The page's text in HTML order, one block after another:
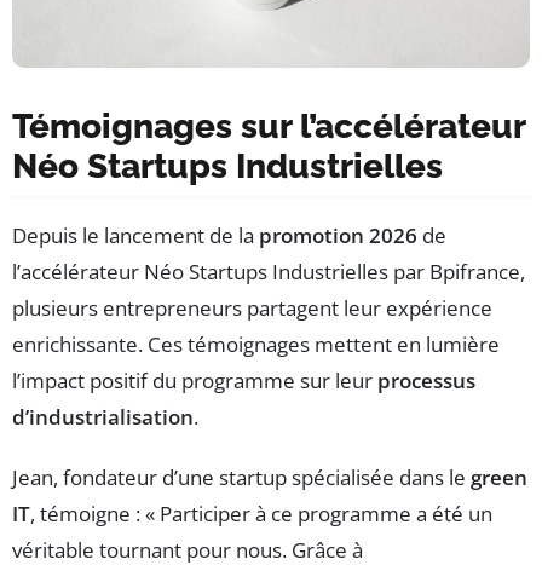
Témoignages sur l’accélérateur
Néo Startups Industrielles
Depuis le lancement de la promotion 2026 de
l’accélérateur Néo Startups Industrielles par Bpifrance,
plusieurs entrepreneurs partagent leur expérience
enrichissante. Ces témoignages mettent en lumière
l’impact positif du programme sur leur processus
d’industrialisation.
Jean, fondateur d’une startup spécialisée dans le green
IT, témoigne : « Participer à ce programme a été un
véritable tournant pour nous. Grâce à